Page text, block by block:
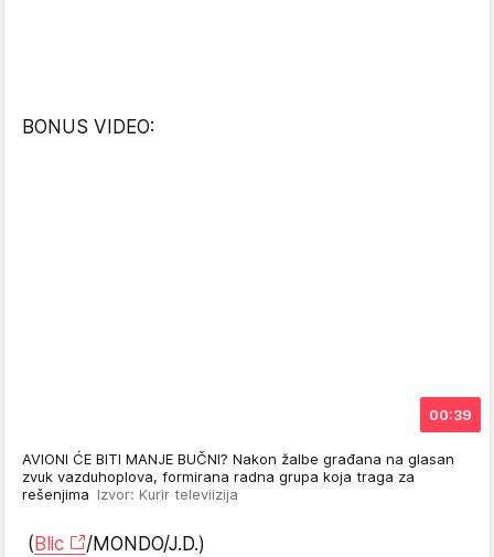
BONUS VIDEO:
00:39
AVIONI ĆE BITI MANJE BUČNI? Nakon žalbe građana na glasan
zvuk vazduhoplova, formirana radna grupa koja traga za
rešenjima Izvor: Kurir televiizija
( Blic /MONDO/J.D.)